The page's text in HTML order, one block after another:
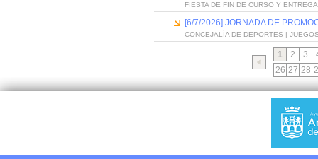
FIESTA DE FIN DE CURSO Y
[6/7/2026] JORNADA DE
CONCEJALÍA DE DEPORTES |
1 2 3
26 27 28